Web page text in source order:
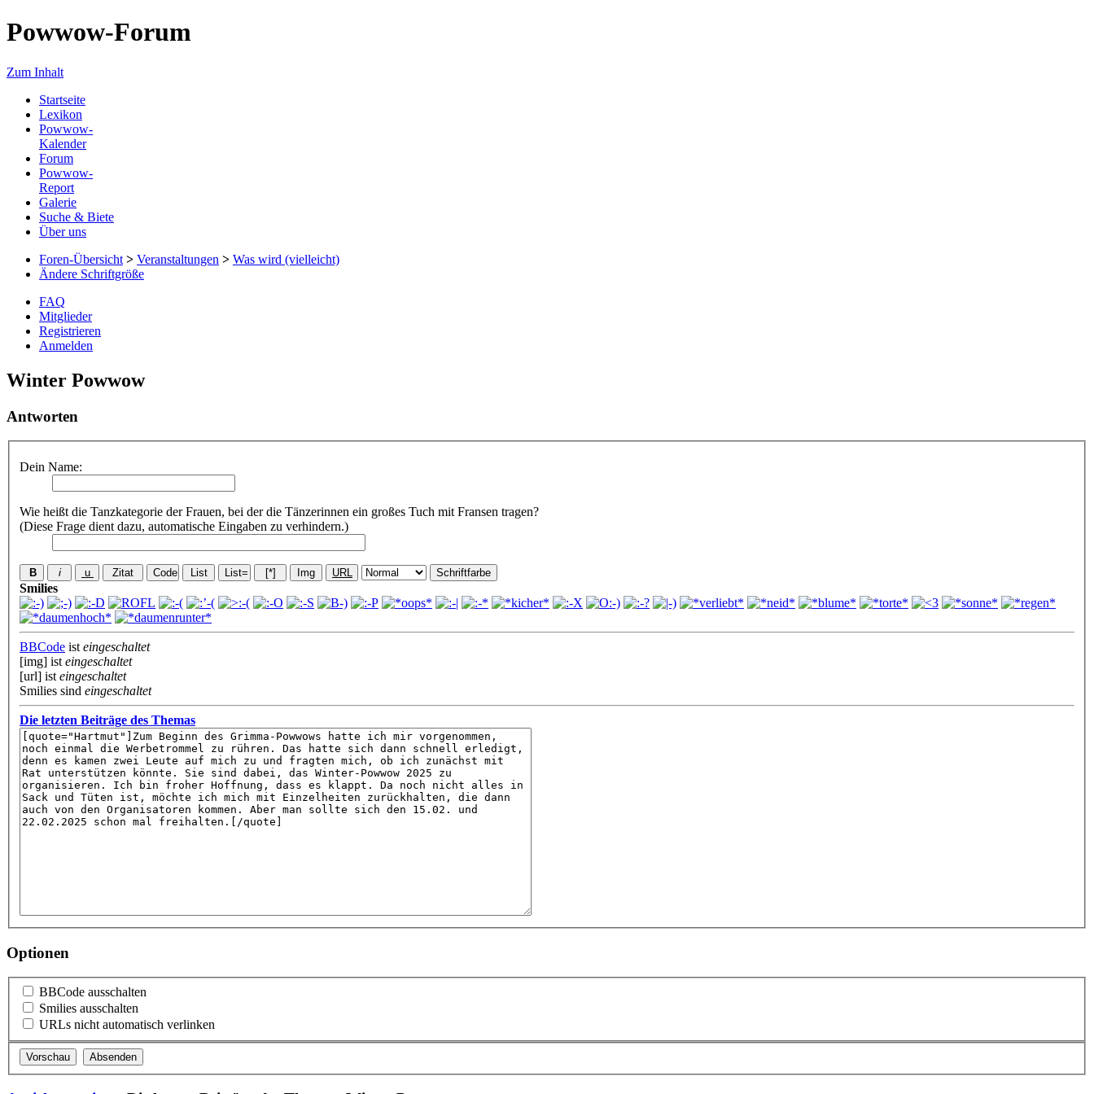
Powwow-Forum
Zum Inhalt
Startseite
Lexikon
Powwow-
Kalender
Forum
Powwow-
Report
Galerie
Suche & Biete
Über uns
Foren-Übersicht > Veranstaltungen > Was wird (vielleicht)
Ändere Schriftgröße
FAQ
Mitglieder
Registrieren
Anmelden
Winter Powwow
Antworten
Dein Name:
Wie heißt die Tanzkategorie der Frauen, bei der die Tänzerinnen ein großes Tuch mit Fransen tragen?
(Diese Frage dient dazu, automatische Eingaben zu verhindern.)
Smilies
BBCode ist eingeschaltet
[img] ist eingeschaltet
[url] ist eingeschaltet
Smilies sind eingeschaltet
Die letzten Beiträge des Themas
Optionen
BBCode ausschalten
Smilies ausschalten
URLs nicht automatisch verlinken